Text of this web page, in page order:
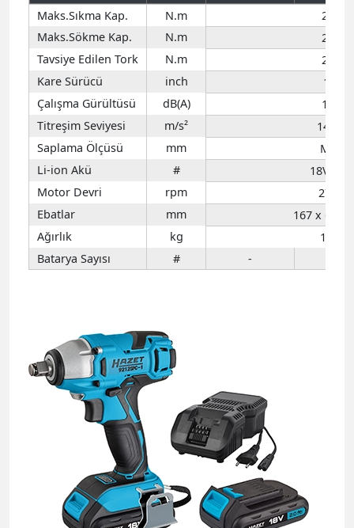
Maks.Sıkma Kap.
N.m
200
Maks.Sökme Kap.
N.m
260
Tavsiye Edilen Tork
N.m
200
Kare Sürücü
inch
1/2
Çalışma Gürültüsü
dB(A)
100
Titreşim Seviyesi
m/s²
14.91
Saplama Ölçüsü
mm
M16
Li-ion Akü
#
18V 5Ah
Motor Devri
rpm
2700
Ebatlar
mm
167 x 65 x
Ağırlık
kg
1.45
Batarya Sayısı
# -